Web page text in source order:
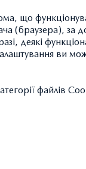
що
(браузера), за
деякі
ви
файлів